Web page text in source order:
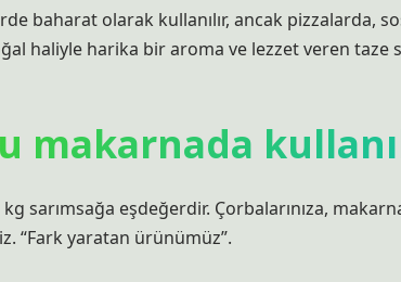
baharat olarak kullanılır, ancak pizzalarda,
haliyle harika bir aroma ve lezzet veren taze
makarnada
sarımsağa eşdeğerdir. Çorbalarınıza,
“Fark yaratan ürünümüz”.